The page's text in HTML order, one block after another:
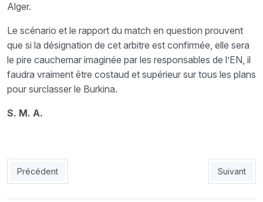
Alger.
Le scénario et le rapport du match en question prouvent
que si la désignation de cet arbitre est confirmée, elle sera
le pire cauchemar imaginée par les responsables de l’EN, il
faudra vraiment être costaud et supérieur sur tous les plans
pour surclasser le Burkina.
S. M. A.
Article précédent : Burkina  Algérie : Ça sannonce mal pour les
Précédent Article
Suivant